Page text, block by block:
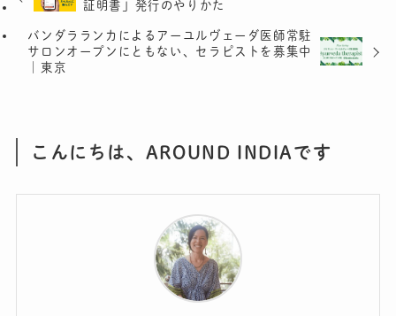
証明書」発行のやりかた
バンダラランカによるアーユルヴェーダ医師常駐
サロンオープンにともない、セラピストを募集中
｜東京
こんにちは、AROUND INDIAです